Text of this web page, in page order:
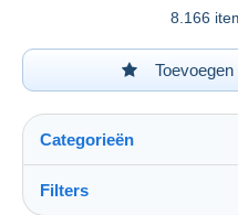
8.166
Categorieën
Filters